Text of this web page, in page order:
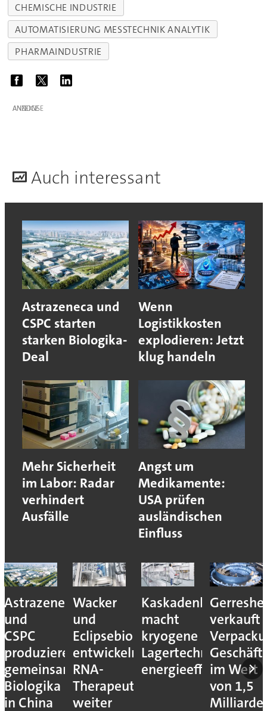
CHEMISCHE INDUSTRIE
AUTOMATISIERUNG MESSTECHNIK ANALYTIK
PHARMAINDUSTRIE
ANZEIGE
Auch interessant
Astrazeneca und
CSPC starten
starken Biologika-
Deal
Wenn
Logistikkosten
explodieren: Jetzt
klug handeln
Mehr Sicherheit
im Labor: Radar
verhindert
Ausfälle
Angst um
Medikamente:
USA prüfen
ausländischen
Einfluss
Astrazeneca
und
CSPC
produzieren
gemeinsam
Biologika
in China
Wacker
und
Eclipsebio
entwickeln
RNA-
Therapeutika
weiter
Kaskadenkonzept
macht
kryogene
Lagertechnik
energieeffizienter
verkauft
im Wert
von 1,5